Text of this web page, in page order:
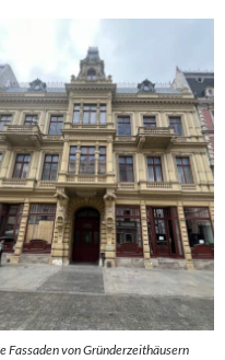
Fassaden von Gründerzeithäusern